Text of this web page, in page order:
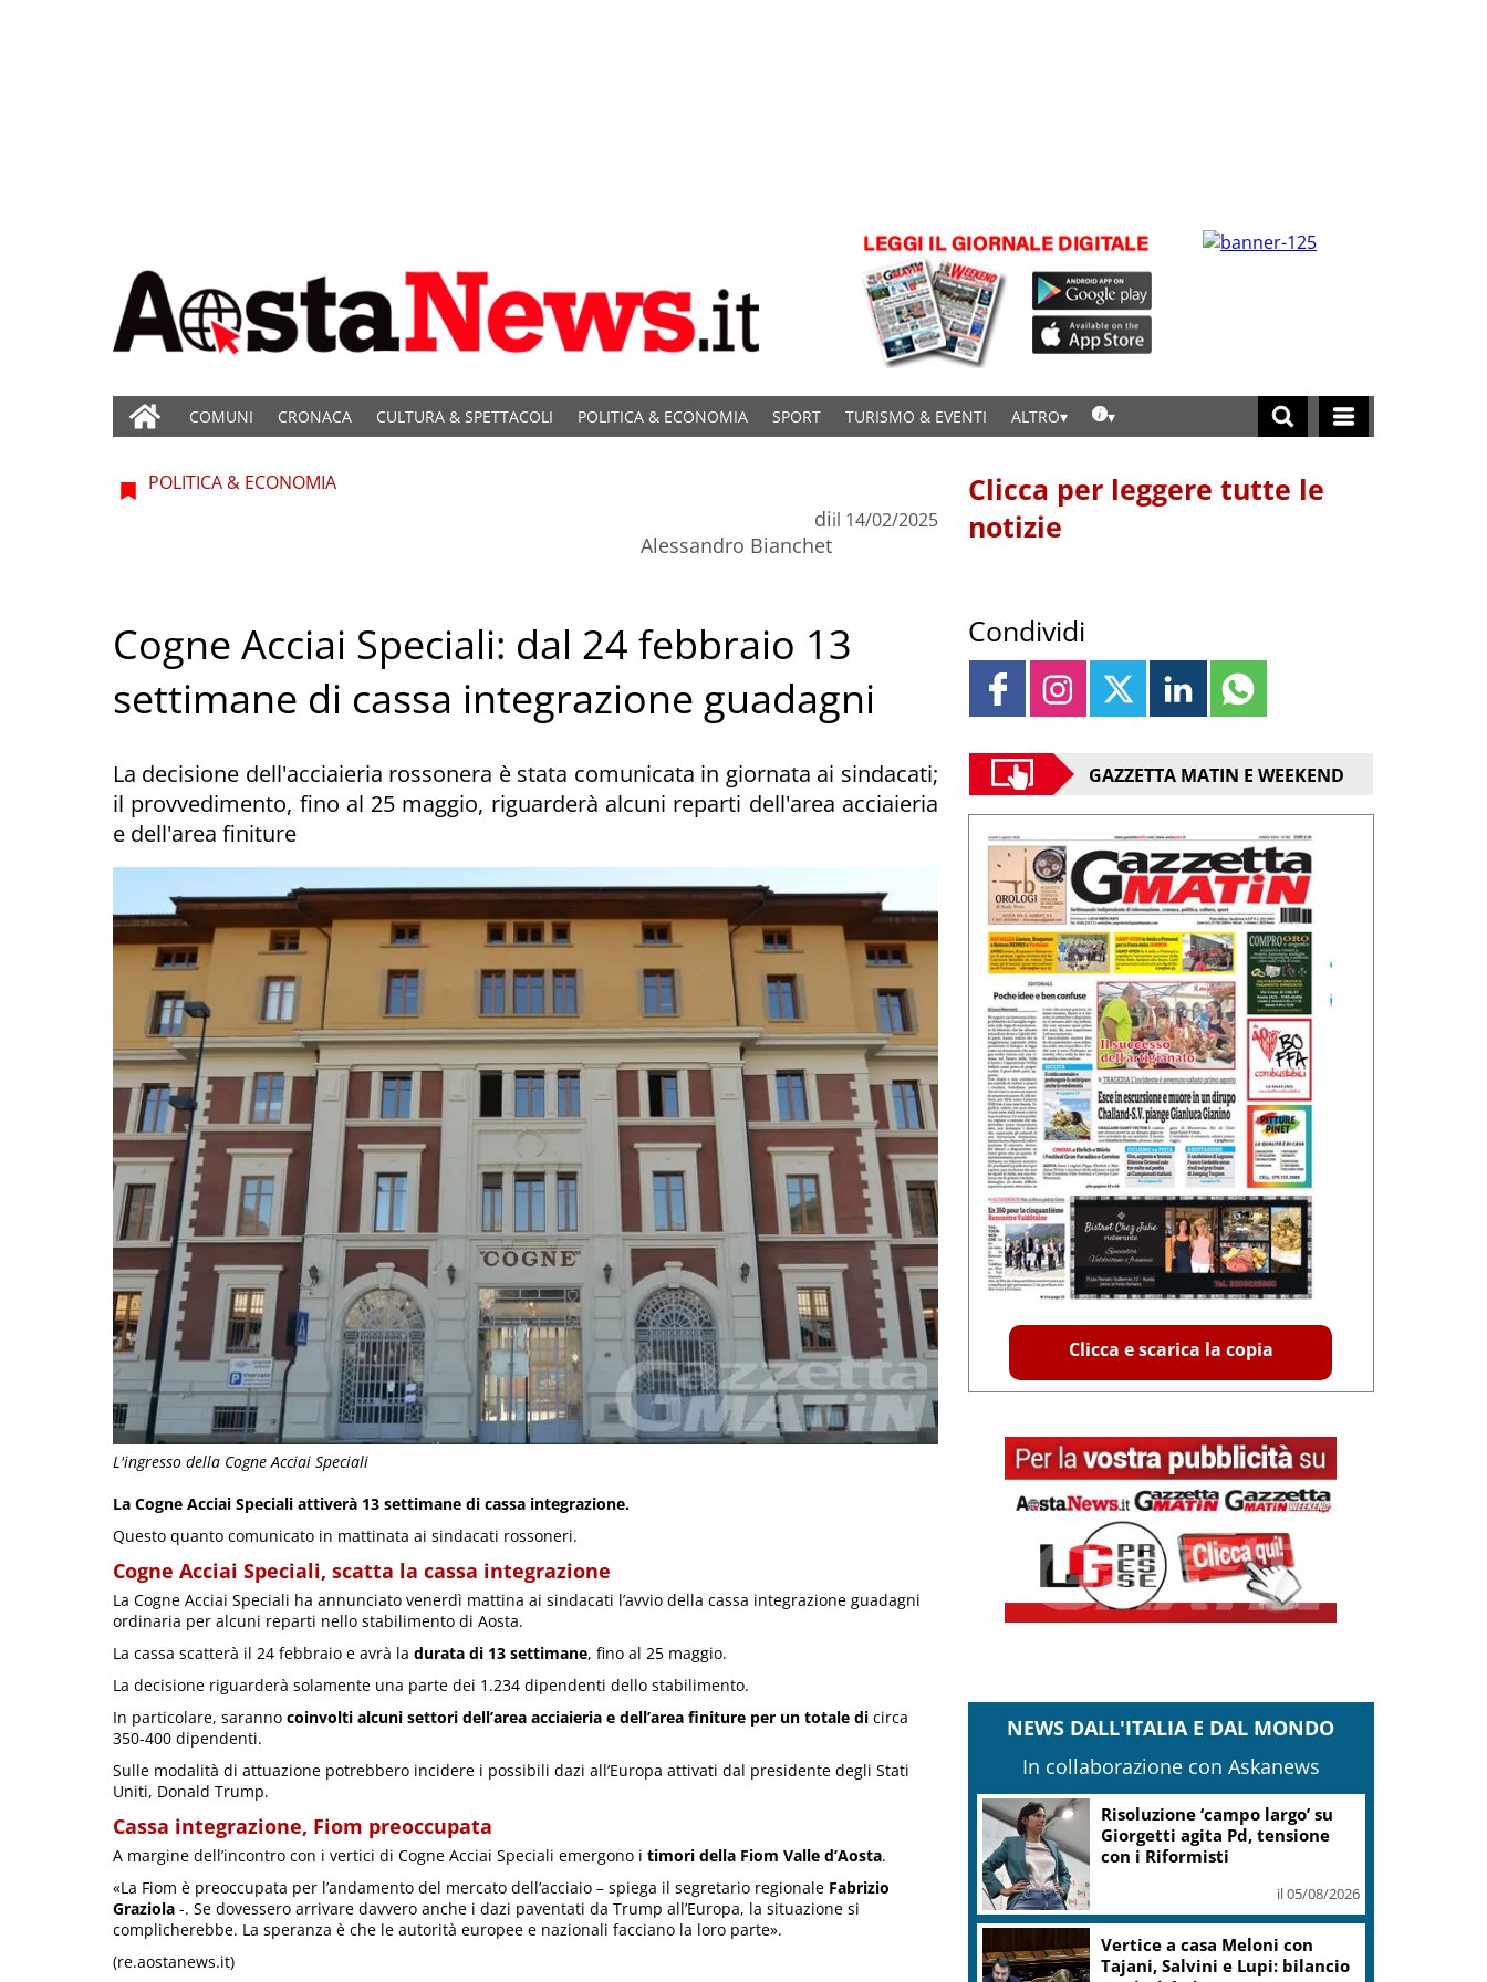
COMUNI CRONACA CULTURA & SPETTACOLI POLITICA & ECONOMIA SPORT TURISMO & EVENTI ALTRO
L'ingresso della Cogne Acciai Speciali
POLITICA & ECONOMIA
di
Alessandro Bianchet
il 14/02/2025
Cogne Acciai Speciali: dal 24 febbraio 13
settimane di cassa integrazione guadagni
La decisione dell'acciaieria rossonera è stata comunicata in giornata ai sindacati;
il provvedimento, fino al 25 maggio, riguarderà alcuni reparti dell'area acciaieria
e dell'area finiture
La Cogne Acciai Speciali attiverà 13 settimane di cassa integrazione.
Questo quanto comunicato in mattinata ai sindacati rossoneri.
Cogne Acciai Speciali, scatta la cassa integrazione
La Cogne Acciai Speciali ha annunciato venerdì mattina ai sindacati l’avvio della cassa integrazione guadagni
ordinaria per alcuni reparti nello stabilimento di Aosta.
La cassa scatterà il 24 febbraio e avrà la durata di 13 settimane, fino al 25 maggio.
La decisione riguarderà solamente una parte dei 1.234 dipendenti dello stabilimento.
In particolare, saranno coinvolti alcuni settori dell’area acciaieria e dell’area finiture per un totale di circa
350-400 dipendenti.
Sulle modalità di attuazione potrebbero incidere i possibili dazi all’Europa attivati dal presidente degli Stati
Uniti, Donald Trump.
Cassa integrazione, Fiom preoccupata
A margine dell’incontro con i vertici di Cogne Acciai Speciali emergono i timori della Fiom Valle d’Aosta.
«La Fiom è preoccupata per l’andamento del mercato dell’acciaio – spiega il segretario regionale Fabrizio
Graziola -. Se dovessero arrivare davvero anche i dazi paventati da Trump all’Europa, la situazione si
complicherebbe. La speranza è che le autorità europee e nazionali facciano la loro parte».
(re.aostanews.it)
Clicca per leggere tutte le
notizie
Condividi
GAZZETTA MATIN E WEEKEND
Clicca e scarica la copia
NEWS DALL'ITALIA E DAL MONDO
In collaborazione con Askanews
Risoluzione ‘campo largo’ su
Giorgetti agita Pd, tensione
con i Riformisti
il 05/08/2026
Vertice a casa Meloni con
Tajani, Salvini e Lupi: bilancio